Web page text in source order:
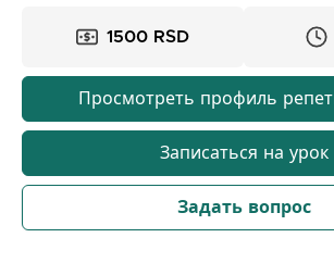
Грамматику мы изучаем через
зазубривания. Уроки включают
повторение, работу через диалоги
примеры, а также упражнения,
же применяете на практике. Уроки
всех – от начинающих до тех, кто
знания или улучшить успеваемость
1500 RSD
Просмотреть профиль
Записаться на урок
Задать вопрос